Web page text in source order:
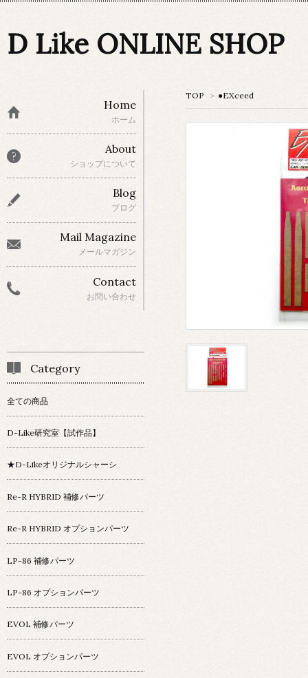
D Like ONLINE SHOP
TOP > ●EXceed
Home
ホーム
About
ショップについて
Blog
ブログ
Mail Magazine
メールマガジン
Contact
お問い合わせ
Category
全ての商品
D-Like研究室【試作品】
★D-Likeオリジナルシャーシ
Re-R HYBRID 補修パーツ
Re-R HYBRID オプションパーツ
LP-86 補修パーツ
LP-86 オプションパーツ
EVOL 補修パーツ
EVOL オプションパーツ